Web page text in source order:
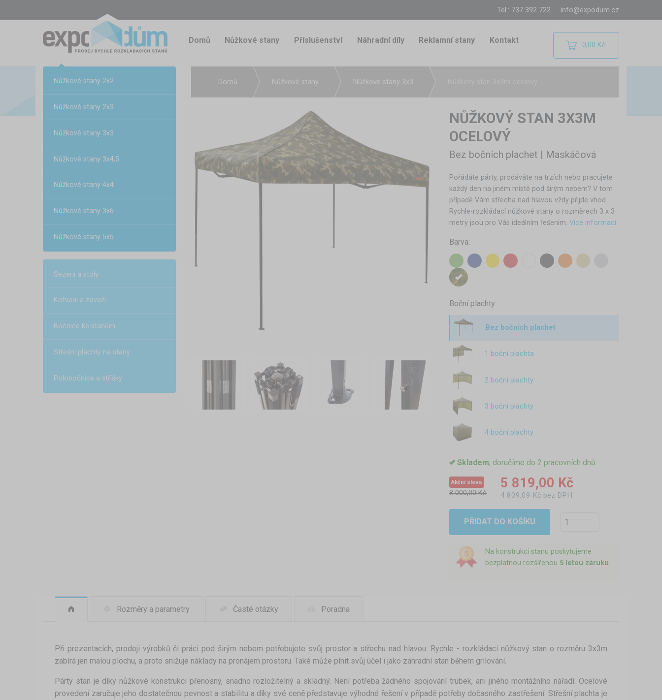
Tel.: 737 392 722 info@expodum.cz
Domů Nůžkové stany Příslušenství Náhradní díly Reklamní stany Kontakt 0,00 Kč
Nůžkové stany 2x2
Nůžkové stany 2x3
Nůžkové stany 3x3
Nůžkové stany 3x4,5
Nůžkové stany 4x4
Nůžkové stany 3x6
Nůžkové stany 5x5
Sezení a stoly
Kotvení a závaží
Bočnice ke stanům
Střešní plachty na stany
Polobočnice a stříšky
Domů Nůžkové stany Nůžkové stany 3x3
NŮŽKOVÝ STAN 3X3M
OCELOVÝ
Bez bočních plachet | Maskáčová
Pořádáte párty, prodáváte na trzích nebo pracujete
každý den na jiném místě pod širým nebem? V tom
případě Vám střecha nad hlavou vždy přijde vhod.
Rychle-rozkládací nůžkové stany o rozměrech 3 x 3
metry jsou pro Vás ideálním řešením. Více informací
Barva:
Boční plachty:
Bez bočních plachet
1 boční plachta
2 boční plachty
3 boční plachty
4 boční plachty
Skladem, doručíme do 2 pracovních dnů
Akční sleva
8 000,00 Kč
5 819,00 Kč
4 809,09 Kč bez DPH
PŘIDAT DO KOŠÍKU
Na konstrukci stanu poskytujeme
bezplatnou rozšířenou 5 letou záruku.
Rozměry a parametry Časté otázky Poradna
Při prezentacích, prodeji výrobků či práci pod širým nebem potřebujete svůj prostor a střechu nad hlavou. Rychle - rozkládací nůžkový stan o rozměru 3x3m
zabírá jen malou plochu, a proto snižuje náklady na pronájem prostoru. Také může plnit svůj účel i jako zahradní stan během grilování.
Párty stan je díky nůžkové konstrukci přenosný, snadno rozložitelný a skladný. Není potřeba žádného spojování trubek, ani jiného montážního nářadí. Ocelové
provedení zaručuje jeho dostatečnou pevnost a stabilitu a díky své ceně představuje výhodné řešení v případě potřeby dočasného zastřešení. Střešní plachta je